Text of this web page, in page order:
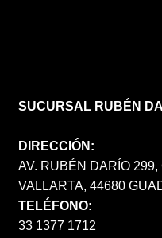
SUCURSAL RUBÉN
DIRECCIÓN:
AV. RUBÉN DARÍO
VALLARTA, 44680
TELÉFONO:
33 1377 1712